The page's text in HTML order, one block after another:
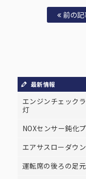
前の
最新情報
エンジンチェック
灯
NOXセンサー鈍化
エアサスローダウ
運転席の後ろの足元